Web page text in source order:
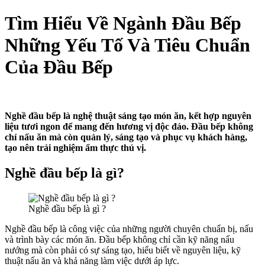
Tìm Hiểu Về Ngành Đầu Bếp
Những Yếu Tố Và Tiêu Chuẩn
Của Đầu Bếp
Nghề đầu bếp là nghệ thuật sáng tạo món ăn, kết hợp nguyên
liệu tươi ngon để mang đến hương vị độc đáo. Đầu bếp không
chỉ nấu ăn mà còn quản lý, sáng tạo và phục vụ khách hàng,
tạo nên trải nghiệm ẩm thực thú vị.
Nghề đầu bếp là gì?
Nghề đầu bếp là gì ?
Nghề đầu bếp là công việc của những người chuyên chuẩn bị, nấu
và trình bày các món ăn. Đầu bếp không chỉ cần kỹ năng nấu
nướng mà còn phải có sự sáng tạo, hiểu biết về nguyên liệu, kỹ
thuật nấu ăn và khả năng làm việc dưới áp lực.